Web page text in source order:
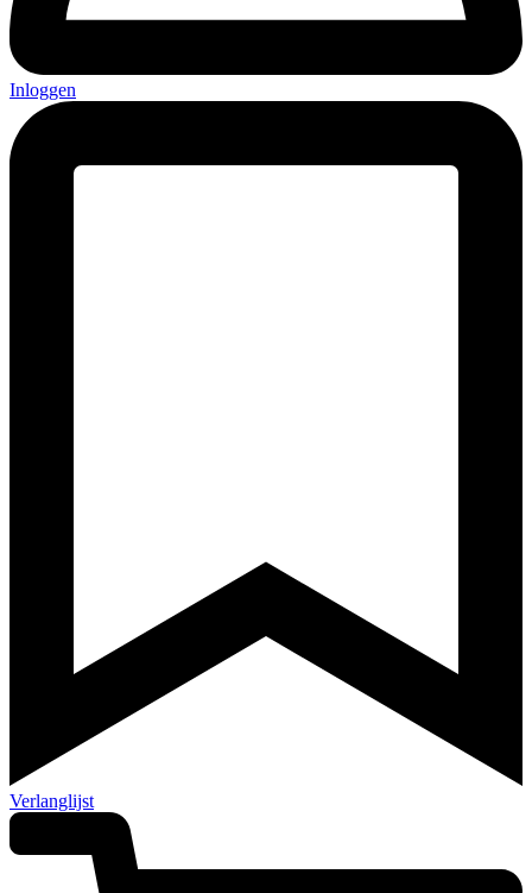
Inloggen
Verlanglijst